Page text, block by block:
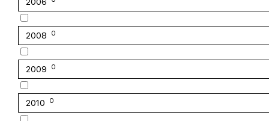
2008 0
2009 0
2010 0